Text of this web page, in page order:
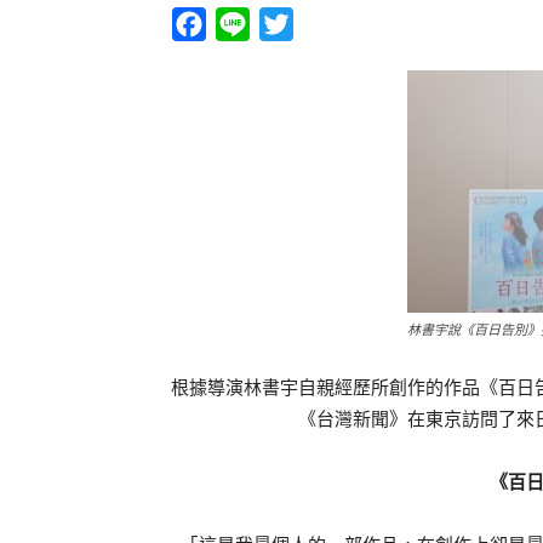
Facebook
Line
林書宇說《百日告別
根據導演林書宇自親經歷所創作的作品《百
《台灣新聞》在東京訪問了
《百